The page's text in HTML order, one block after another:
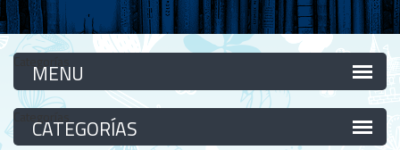
Categorías
Categorías